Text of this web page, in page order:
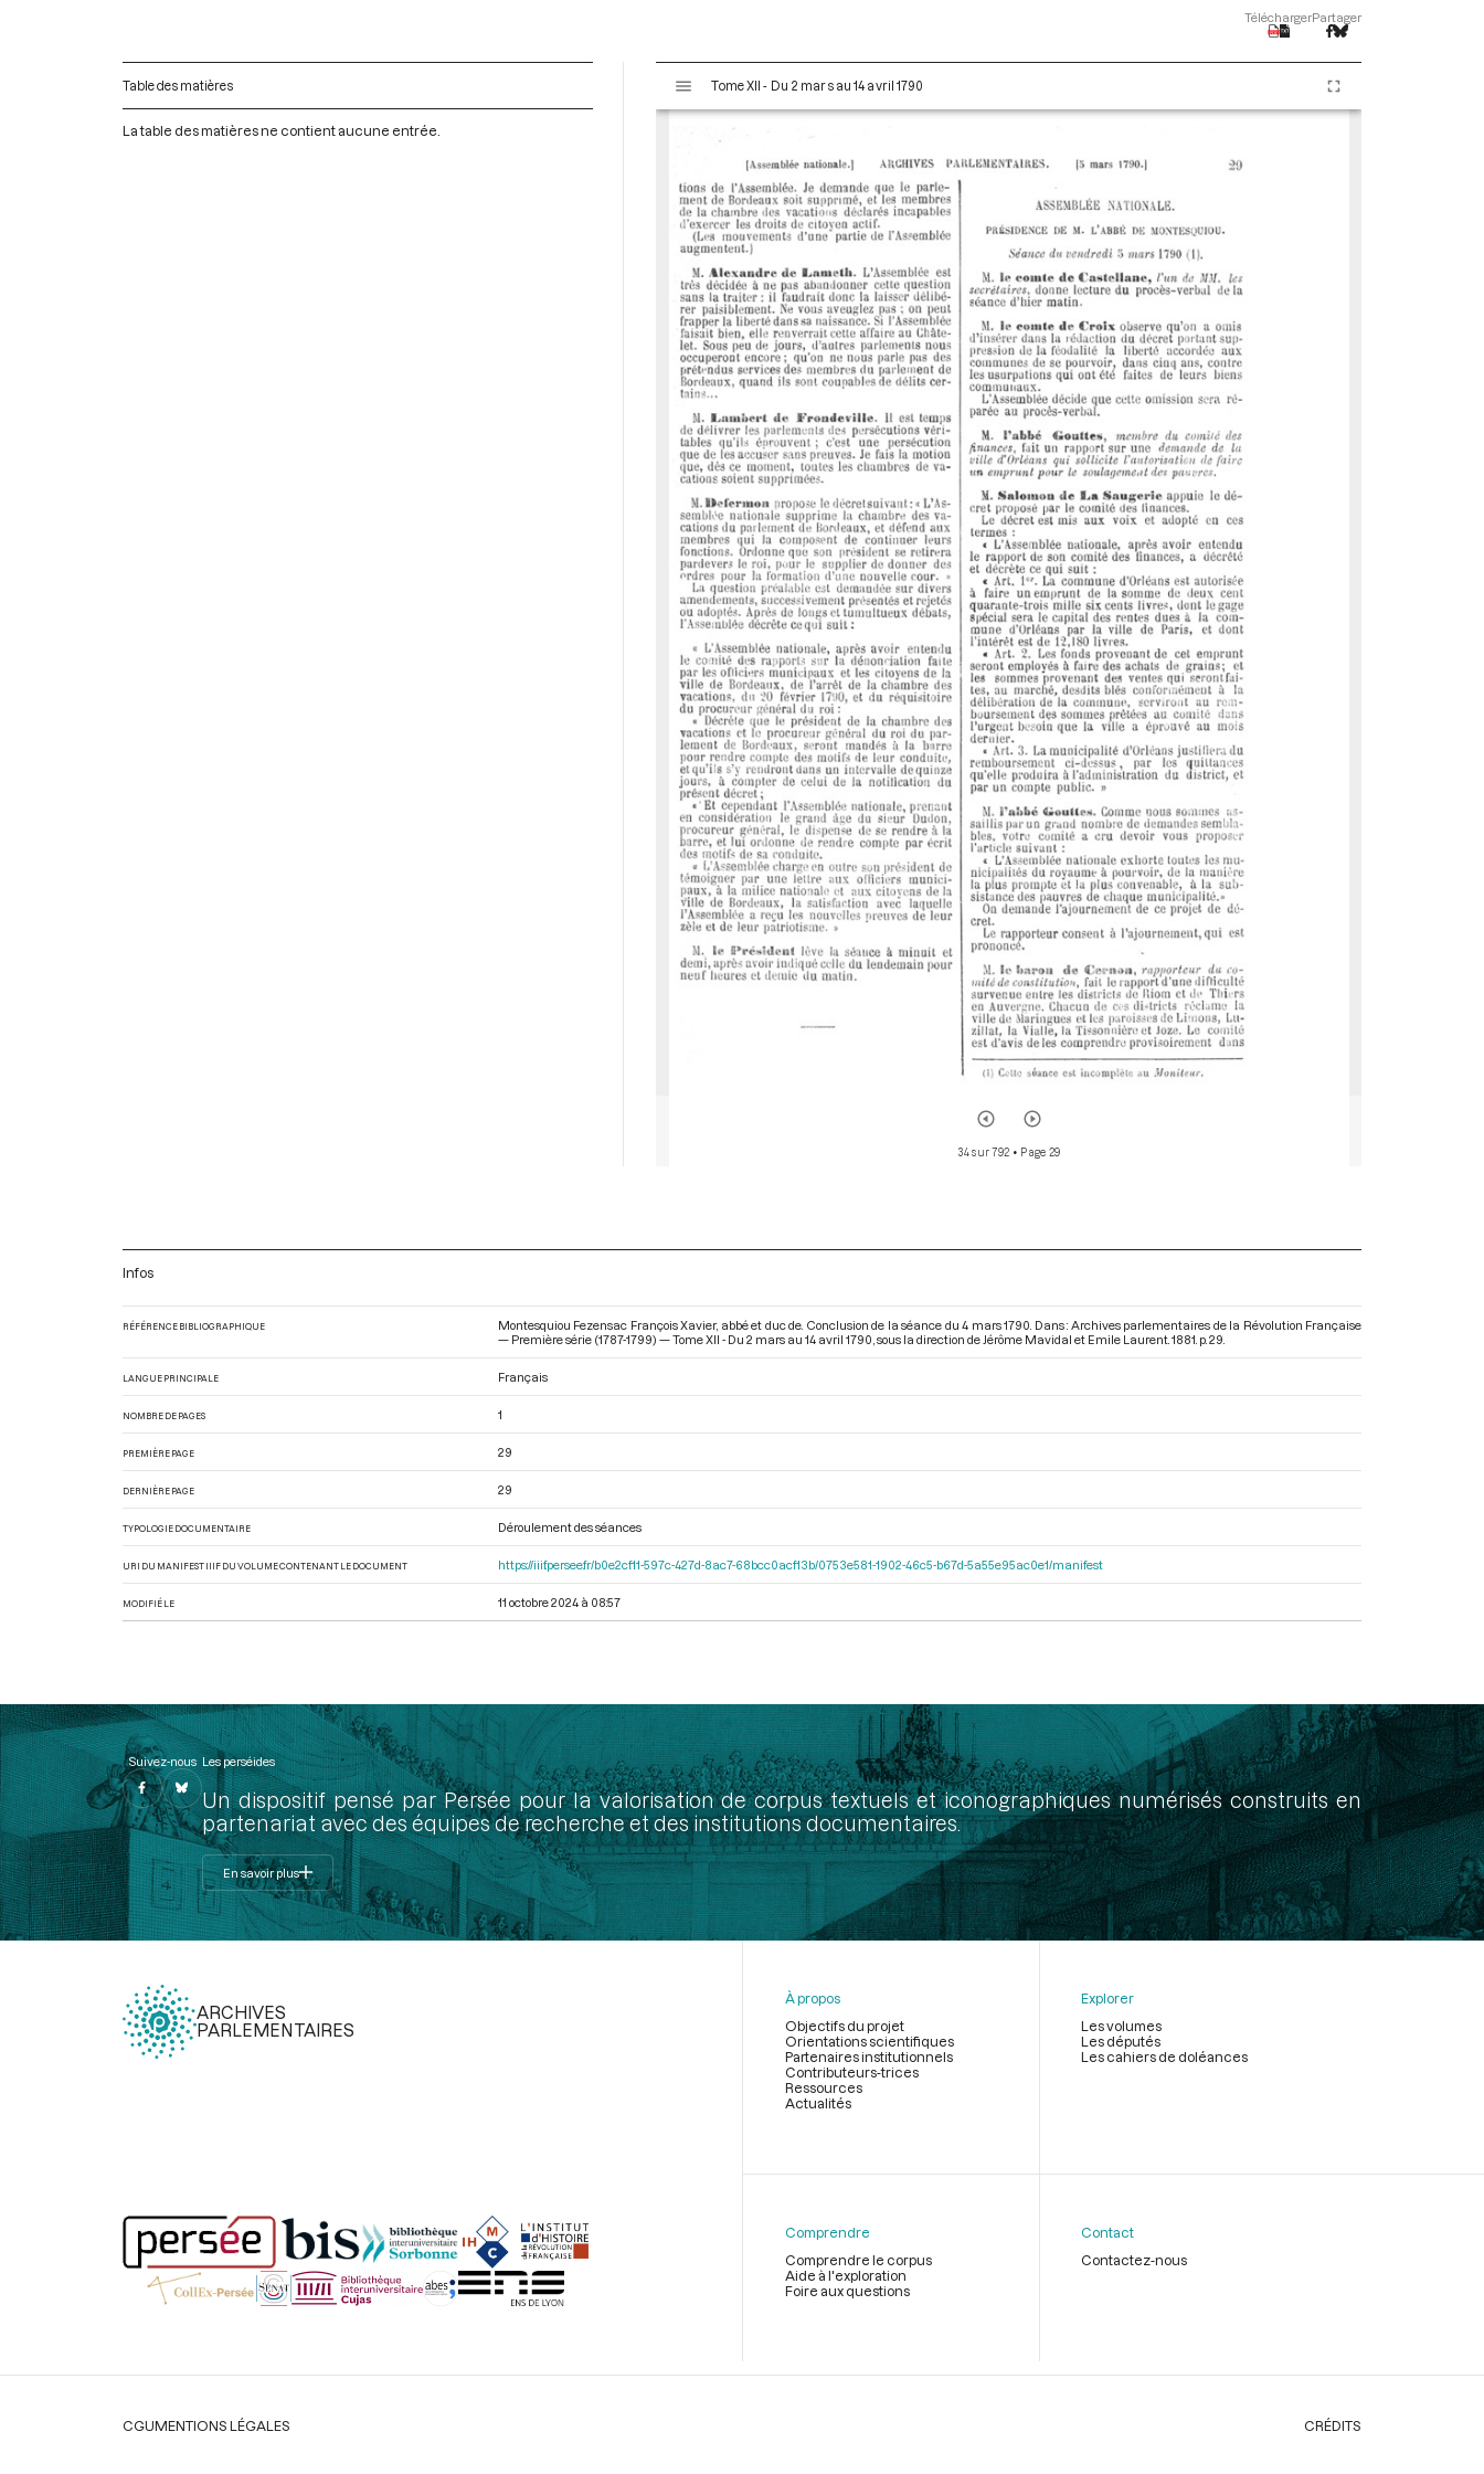
TéléchargerPartager
Table des matières
La table des matières ne contient aucune entrée.
s
Tome XII - Du 2 mars au 14 avril 1790
34 sur 792 • Page 29
Infos
RÉFÉRENCE BIBLIOGRAPHIQUE
Montesquiou Fezensac François Xavier, abbé et duc de. Conclusion de la séance du 4 mars 1790. Dans : Archives parlementaires de la Révolution Française
— Première série (1787-1799) — Tome XII - Du 2 mars au 14 avril 1790 , sous la direction de Jérôme Mavidal et Emile Laurent. 1881. p. 29.
LANGUE PRINCIPALE Français
NOMBRE DE PAGES 1
PREMIÈRE PAGE 29
DERNIÈRE PAGE 29
TYPOLOGIE DOCUMENTAIRE Déroulement des séances
URI DU MANIFEST IIIF DU VOLUME CONTENANT LE DOCUMENT https://iiif.persee.fr/b0e2cf11-597c-427d-8ac7-68bcc0acf13b/0753e581-1902-46c5-b67d-5a55e95ac0e1/manifest
MODIFIÉ LE 11 octobre 2024 à 08:57
Suivez-nous Les perséides
Un dispositif pensé par Persée pour la valorisation de corpus textuels et iconographiques numérisés construits en
partenariat avec des équipes de recherche et des institutions documentaires.
En savoir plus
ARCHIVES
PARLEMENTAIRES
page
À propos
Objectifs du projet
Orientations scientifiques
Partenaires institutionnels
Contributeurs-trices
Ressources
Actualités
Explorer
Les volumes
Les députés
Les cahiers de doléances
Comprendre
Comprendre le corpus
Aide à l'exploration
Foire aux questions
Contact
Contactez-nous
Légal
CGUMENTIONS LÉGALES CRÉDITS